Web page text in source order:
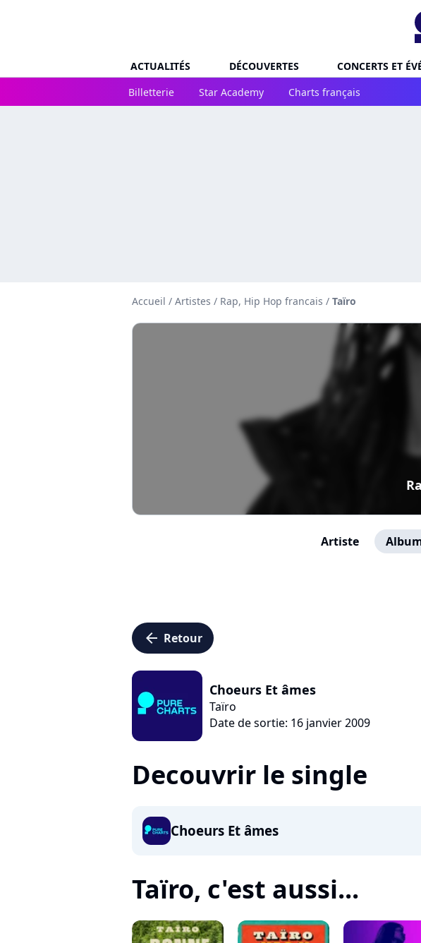
ACTUALITÉS DÉCOUVERTES CONCERTS ET
Billetterie
Star Academy Charts français
Accueil / Artistes / Rap, Hip Hop francais / Taïro
Artiste
arrow_left Retour
Choeurs Et âmes
Taïro
Date de sortie: 16 janvier 2009
Decouvrir le single
Choeurs Et âmes
Taïro, c'est aussi...